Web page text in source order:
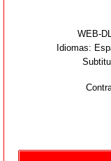
WEB-
Idiomas: